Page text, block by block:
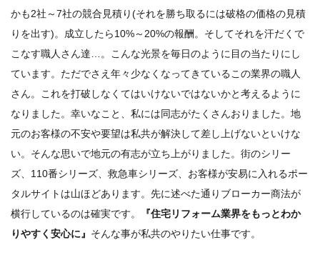
かも2社～7社の競合見積り(それを勝ち取るには破格の価格の見積
りを出す)。成立したら10%～20%の報酬。そしてそれを汗だくで
こなす職人さん達…。こんな光景を毎日のように目の当たりにし
ています。ただでさえ年々少なくなってきているこの業界の職人
さん。これを打破しなくてはいけないではないかと考えるように
なりました。幸いなこと、私には同志がたくさんおりました。地
元のお客様の不安や要望は私共が解決して差し上げないといけな
い。そんな思いで地元の有志が立ち上がりました。街のシリー
ズ、110番シリーズ、救急車シリーズ、お客様が安易に入れるポー
タルサイトは山ほどあります。先に述べた通りブローカー商法が
横行しているのは確実です。
『住宅リフォーム業界をもっとわか
りやすく安心に』 そんな事が私共のやりたい仕事です。